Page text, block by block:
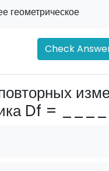
геометрическое
Check
Df =